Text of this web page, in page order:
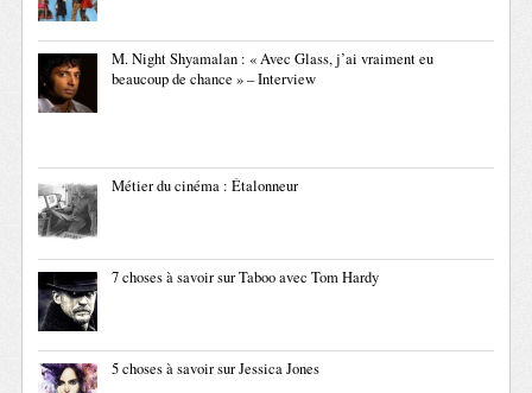
M. Night Shyamalan : « Avec Glass, j’ai vraiment eu
beaucoup de chance » – Interview
Métier du cinéma : Étalonneur
7 choses à savoir sur Taboo avec Tom Hardy
5 choses à savoir sur Jessica Jones